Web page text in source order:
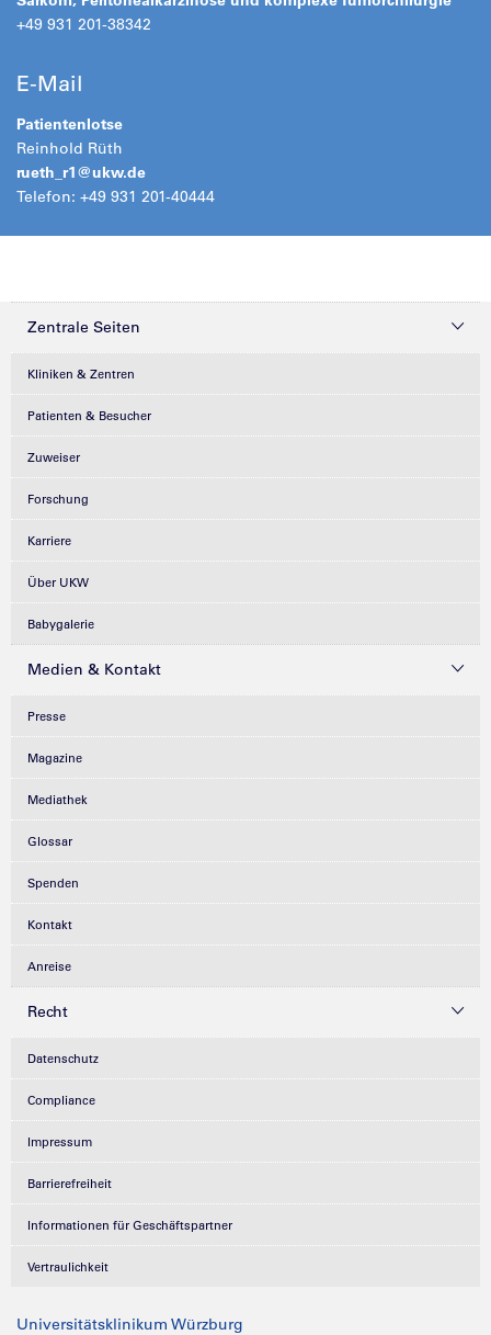
+49 931 201-38342
E-Mail
Patientenlotse
Reinhold Rüth
rueth_r1@ukw.de
Telefon: +49 931 201-40444
Zentrale Seiten
Kliniken & Zentren
Patienten & Besucher
Zuweiser
Forschung
Karriere
Über UKW
Babygalerie
Medien & Kontakt
Presse
Magazine
Mediathek
Glossar
Spenden
Kontakt
Anreise
Recht
Datenschutz
Compliance
Impressum
Barrierefreiheit
Informationen für Geschäftspartner
Vertraulichkeit
Universitätsklinikum Würzburg